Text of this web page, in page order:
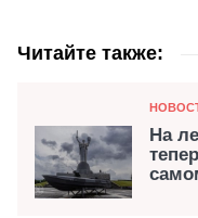
Читайте также:
На